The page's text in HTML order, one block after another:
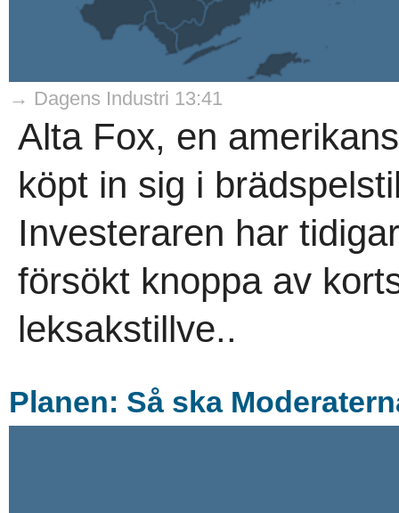
→ Dagens Industri 13:41
Alta Fox, en
köpt in sig i
Investeraren har
försökt knoppa av
leksakstillve..
Planen: Så ska